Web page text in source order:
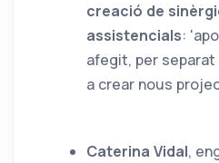
creació de
assistencials:
afegit, per
a crear nous
Caterina Vidal,